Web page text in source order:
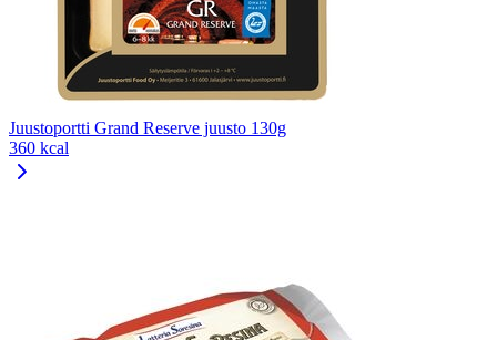
Juustoportti Grand Reserve juusto 130g
360 kcal